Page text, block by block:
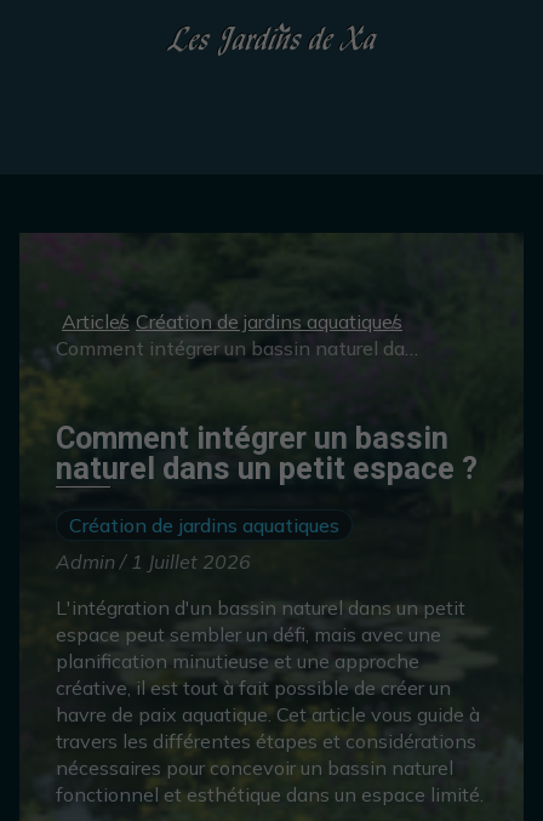
Articles Création de jardins aquatiques
Comment intégrer un bassin naturel dans un petit espace ?
Comment intégrer un bassin
naturel dans un petit espace ?
Création de jardins aquatiques
Admin / 1 Juillet 2026
L'intégration d'un bassin naturel dans un petit
espace peut sembler un défi, mais avec une
planification minutieuse et une approche
créative, il est tout à fait possible de créer un
havre de paix aquatique. Cet article vous guide à
travers les différentes étapes et considérations
nécessaires pour concevoir un bassin naturel
fonctionnel et esthétique dans un espace limité.